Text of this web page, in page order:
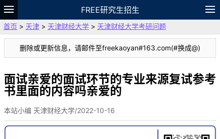
FREE研究生招生
题库
故事 专题 APP 笔记
论坛
VIP
资料
首页 > 天津 > 天津财经大学 > 天津财经大学考研问题
删除或更新信息，请邮件至freekaoyan#163.com(#换成@)
面试亲爱的面试环节的专业来源复试参考
书里面的内容吗亲爱的
本站小编 天津财经大学/2022-10-16